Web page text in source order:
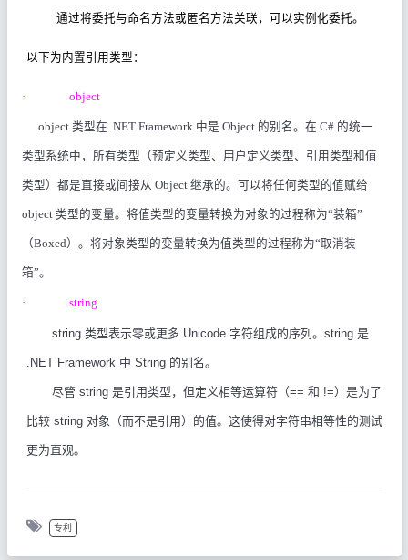
通过将委托与命名方法或匿名方法关联，可以实例化委托。
以下为内置引用类型：
· object
object 类型在 .NET Framework 中是 Object 的别名。在 C# 的统一
类型系统中，所有类型（预定义类型、用户定义类型、引用类型和值
类型）都是直接或间接从 Object 继承的。可以将任何类型的值赋给
object 类型的变量。将值类型的变量转换为对象的过程称为“装箱”
（Boxed）。将对象类型的变量转换为值类型的过程称为“取消装
箱”。
· string
string 类型表示零或更多 Unicode 字符组成的序列。 string 是
.NET Framework 中 String 的别名。
尽管string 是引用类型，但定义相等运算符（== 和 !=）是为了
比较string 对象（而不是引用）的值。这使得对字符串相等性的测试
更为直观。
专利